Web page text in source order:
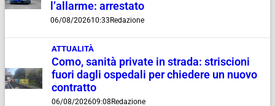
l’allarme: arrestato
06/08/202610:33 Redazione
ATTUALITÀ
Como, sanità private in strada: striscioni
fuori dagli ospedali per chiedere un nuovo
contratto
06/08/202609:08 Redazione